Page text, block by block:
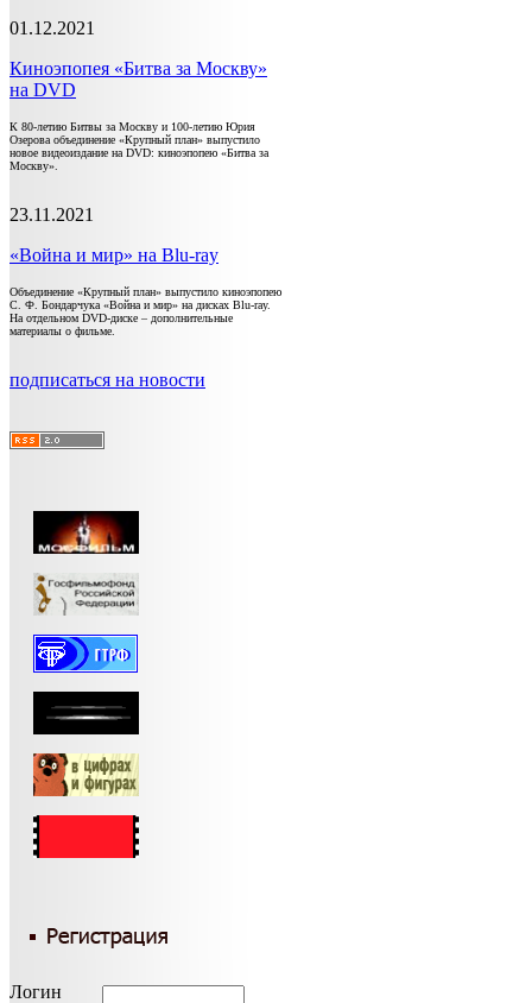
01.12.2021
Киноэпопея «Битва за Москву»
на DVD
К 80-летию Битвы за Москву и 100-летию Юрия
Озерова объединение «Крупный план» выпустило
новое видеоиздание на DVD: киноэпопею «Битва за
Москву».
23.11.2021
«Война и мир» на Blu-ray
Объединение «Крупный план» выпустило киноэпопею
С. Ф. Бондарчука «Война и мир» на дисках Blu-ray.
На отдельном DVD-диске – дополнительные
материалы о фильме.
подписаться на новости
Логин